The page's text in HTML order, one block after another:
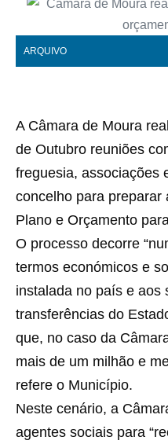
ARQUIVO
A Câmara de Moura
de Outubro reuniões
freguesia, associações
concelho para preparar
Plano e Orçamento
O processo decorre
termos económicos e
instalada no país e aos
transferências do
que, no caso da
mais de um milhão e
refere o Município.
Neste cenário, a
agentes sociais para